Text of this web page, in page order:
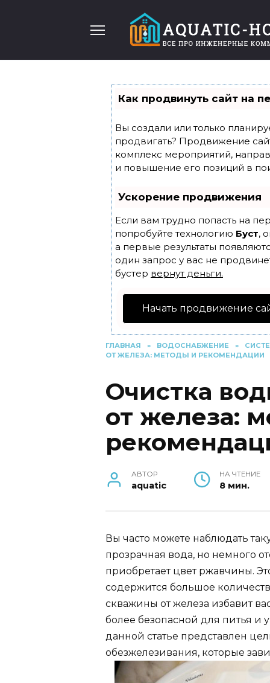
Как продвинуть сайт на
Вы создали или только
продвигать? Продвижение
комплекс мероприятий,
и повышение его позиций в
Ускорение продвижения
Если вам трудно попасть на
попробуйте технологию Буст,
а первые результаты
один запрос у вас не
бустер вернут деньги.
Начать продвижение
ГЛАВНАЯ » ВОДОСНАБЖЕНИЕ »
ОТ ЖЕЛЕЗА: МЕТОДЫ И РЕКОМЕНДАЦИИ
Очистка
от железа:
АВТОР
aquatic
НА ЧТЕНИЕ
8 мин.
Вы часто можете наблюдать
прозрачная вода, но немного
приобретает цвет ржавчины.
содержится большое
скважины от железа избавит
более безопасной для питья и
данной статье представлен
обезжелезивания, которые